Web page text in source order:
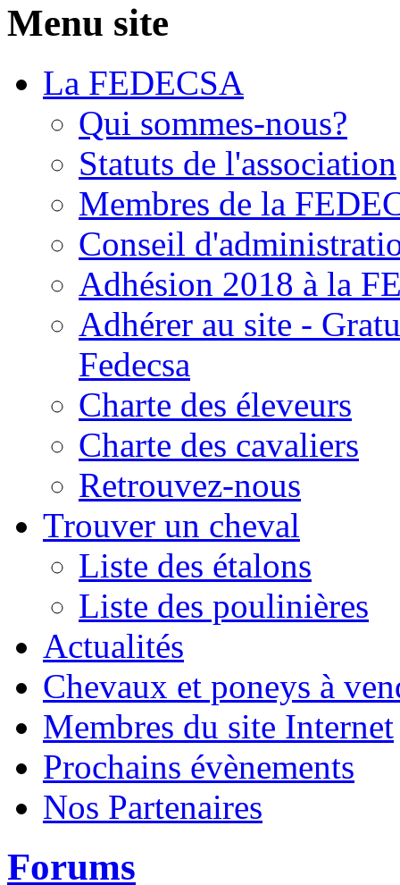
Menu site
La FEDECSA
Qui sommes-nous?
Statuts de l'association
Membres de la
Conseil
Adhésion 2018 à la
Adhérer au site -
Fedecsa
Charte des éleveurs
Charte des cavaliers
Retrouvez-nous
Trouver un cheval
Liste des étalons
Liste des poulinières
Actualités
Chevaux et poneys à
Membres du site Internet
Prochains évènements
Nos Partenaires
Forums